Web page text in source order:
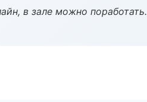
в зале можно поработать.